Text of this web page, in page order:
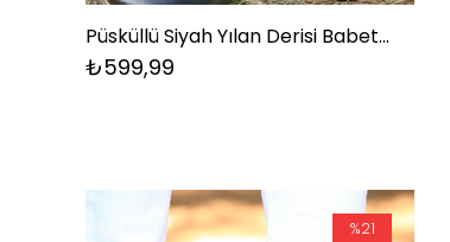
Püsküllü Siyah Yılan Derisi Babet Ayakkabı
₺599,99
%21